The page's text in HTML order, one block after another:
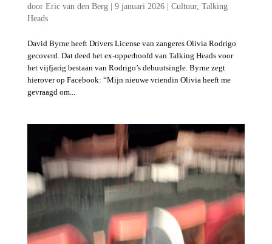
door Eric van den Berg| 9 januari 2026| Cultuur, Talking
Heads
David Byrne heeft Drivers License van zangeres Olivia Rodrigo
gecoverd. Dat deed het ex-opperhoofd van Talking Heads voor
het vijfjarig bestaan van Rodrigo’s debuutsingle. Byrne zegt
hierover op Facebook: “Mijn nieuwe vriendin Olivia heeft me
gevraagd om...